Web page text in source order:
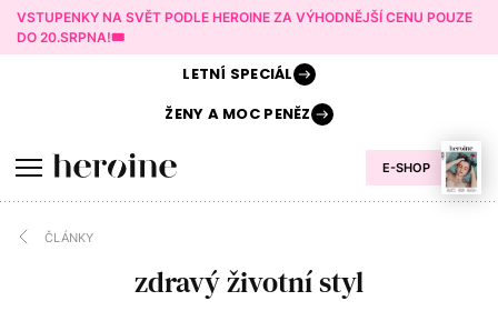
VSTUPENKY NA SVĚT PODLE HEROINE ZA VÝHODNĚJŠÍ CENU POUZE
DO 20.SRPNA!🎟️
E-SHOP
LETNÍ SPECIÁL
ŽENY AMOC PENĚZ
ČLÁNKY
zdravý životní styl